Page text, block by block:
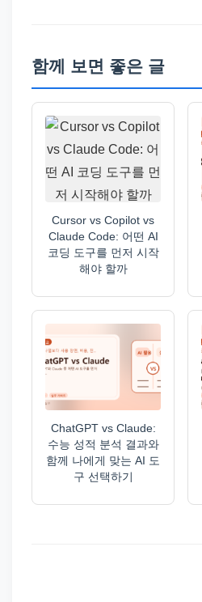
함께 보면 좋은 글
Cursor vs Copilot vs
Claude Code: 어떤 AI
코딩 도구를 먼저 시작
해야 할까
ChatGPT vs Claude:
수능 성적 분석 결과와
함께 나에게 맞는 AI 도
구 선택하기